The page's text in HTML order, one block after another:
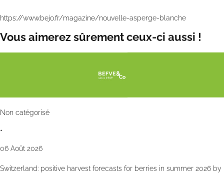
https://www.bejo.fr/magazine/nouvelle-asperge-blanche
Vous aimerez sûrement ceux-ci aussi !
Non catégorisé
•
06 Août 2026
Switzerland: positive harvest forecasts for berries in summer 2026 by